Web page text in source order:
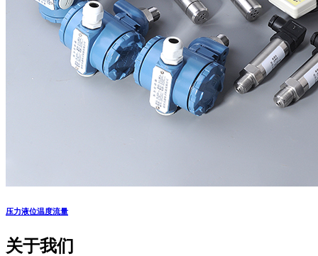
压力液位温度流量
关于我们